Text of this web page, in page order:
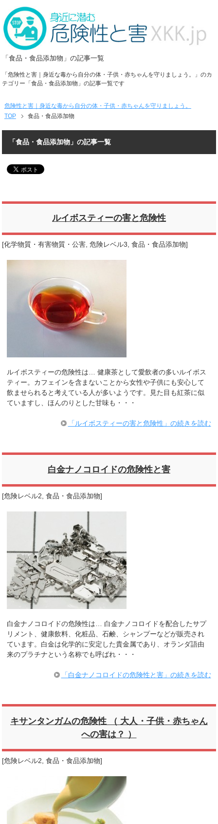
「食品・食品添加物」の記事一覧
「危険性と害｜身近な毒から自分の体・子供・赤ちゃんを守りましょう。」のカ
テゴリー「食品・食品添加物」の記事一覧です
危険性と害｜身近な毒から自分の体・子供・赤ちゃんを守りましょう。
TOP
食品・食品添加物
「食品・食品添加物」の記事一覧
ルイボスティーの害と危険性
[化学物質・有害物質・公害,危険レベル3,食品・食品添加物]
ルイボスティーの危険性は… 健康茶として愛飲者の多いルイボス
ティー。カフェインを含まないことから女性や子供にも安心して
飲ませられると考えている人が多いようです。見た目も紅茶に似
ていますし、ほんのりとした甘味も・・・
「ルイボスティーの害と危険性」の続きを読む
白金ナノコロイドの危険性と害
[危険レベル2,食品・食品添加物]
白金ナノコロイドの危険性は… 白金ナノコロイドを配合したサプ
リメント、健康飲料、化粧品、石鹸、シャンプーなどが販売され
ています。白金は化学的に安定した貴金属であり、オランダ語由
来のプラチナという名称でも呼ばれ・・・
「白金ナノコロイドの危険性と害」の続きを読む
キサンタンガムの危険性 （ 大人・子供・赤ちゃん
への害は？ ）
[危険レベル2 ,食品・食品添加物]